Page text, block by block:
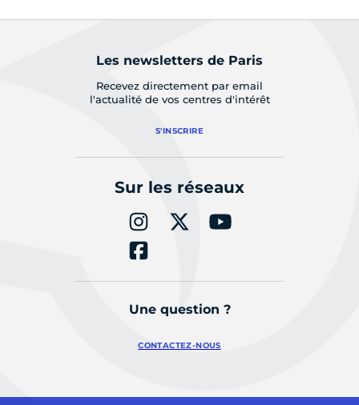
Les newsletters de Paris
Recevez directement par email
l'actualité de vos centres d'intérêt
S'INSCRIRE
Sur les réseaux
Une question ?
CONTACTEZ-NOUS